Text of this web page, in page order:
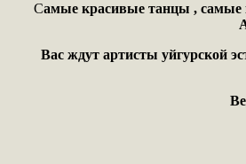
Самые красивые танцы , самые
Вас ждут артисты уйгурской